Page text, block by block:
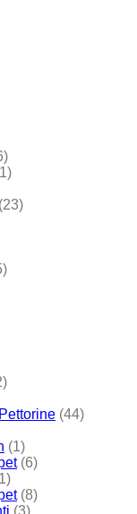
(23)
(44)
(1)
(6)
(8)
(3)